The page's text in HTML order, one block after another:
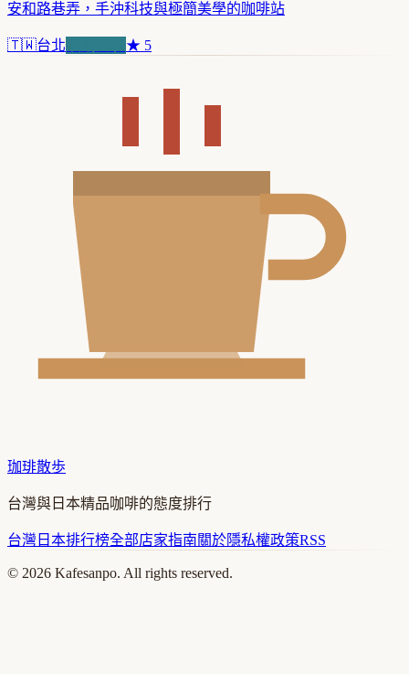
安和路巷弄，手沖科技與極簡美學的咖啡站
🇹🇼台北 ★ 5
珈琲散歩
台灣與日本精品咖啡的態度排行
台灣 日本排行榜全部店家指南關於隱私權政策RSS
© 2026 Kafesanpo. All rights reserved.